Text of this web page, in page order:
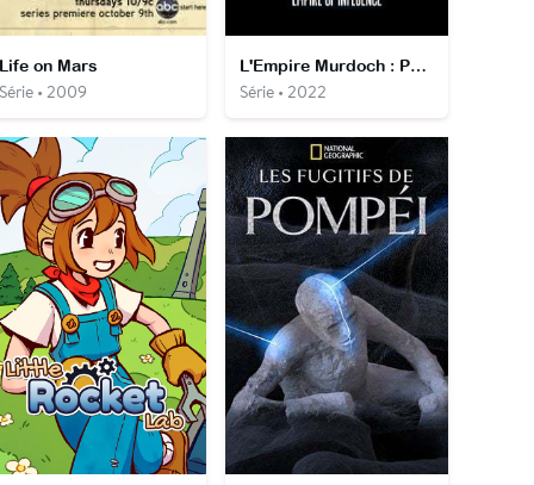
on Mars
• 2009
L'Empire Murdoch : Politique, Trahison et Succession
Série • 2022